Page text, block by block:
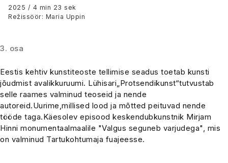
Hinn "Valgus seguneb
2025 / 4 min 23 sek
Režissöör: Maria Uppin
3. osa
Eestis kehtiv kunstiteoste tellimise seadus toetab kunsti
jõudmist avalikkuruumi. Lühisari„Protsendikunst“tutvustab
selle raames valminud teoseid ja nende
autoreid.Uurime,millised lood ja mõtted peituvad nende
tööde taga.Käesolev episood keskendubkunstnik Mirjam
Hinni monumentaalmaalile "Valgus seguneb varjudega", mis
on valminud Tartukohtumaja fuajeesse.